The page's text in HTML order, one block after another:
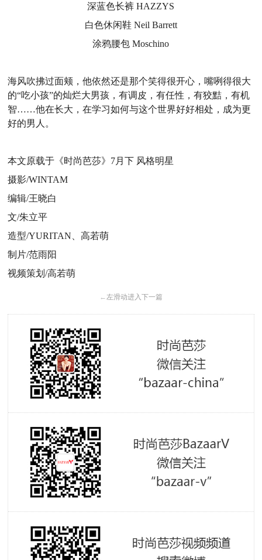
深蓝色长裤 HAZZYS
白色休闲鞋 Neil Barrett
涂鸦腰包 Moschino
海风吹拂过面颊，他依然还是那个笑得很开心，嘴咧得很大
的“吃小孩”的灿烂大男孩，有调皮，有任性，有狡黠，有机
智……他在长大，在学习如何与这个世界好好相处，成为更
好的男人。
本文原载于《时尚芭莎》7月下 风格明星
摄影/WINTAM
编辑/王晓白
文/朱立平
造型/YURITAN、高若萌
制片/范雨阳
视频策划/高若萌
← 左滑动进入下一篇